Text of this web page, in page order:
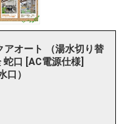
アオート （湯水切り替
口 [AC電源仕様]
口）